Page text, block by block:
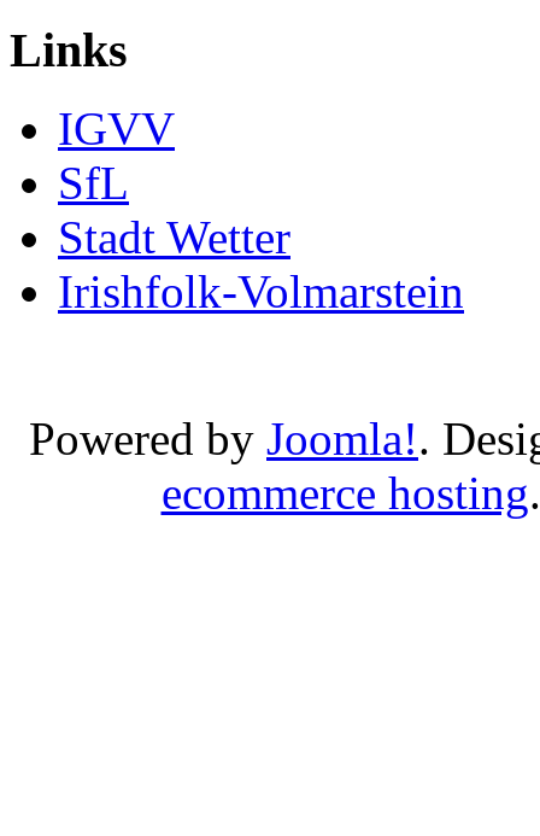
Links
IGVV
SfL
Stadt Wetter
Irishfolk-Volmarstein
Powered by Joomla!.
ecommerce hosting